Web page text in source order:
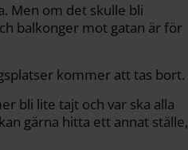
Men om det skulle bli
balkonger mot gatan är för
kommer att tas bort.
bli lite tajt och var ska alla
gärna hitta ett annat ställe,